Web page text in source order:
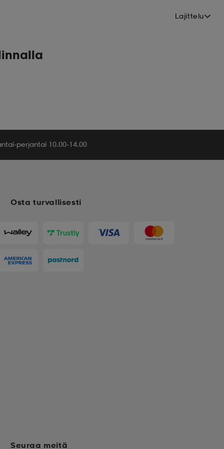
Lajittelu
perjantai 10.00-14.00
Osta turvallisesti
Seuraa meitä